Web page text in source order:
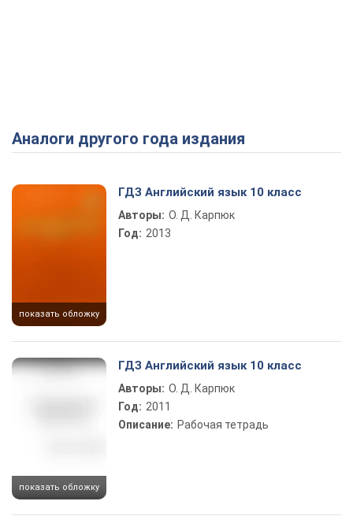
Аналоги другого года издания
показать обложку
ГДЗ Английский язык 10 класс
Авторы: О. Д. Карпюк
Год: 2013
показать обложку
ГДЗ Английский язык 10 класс
Авторы: О. Д. Карпюк
Год: 2011
Описание: Рабочая тетрадь